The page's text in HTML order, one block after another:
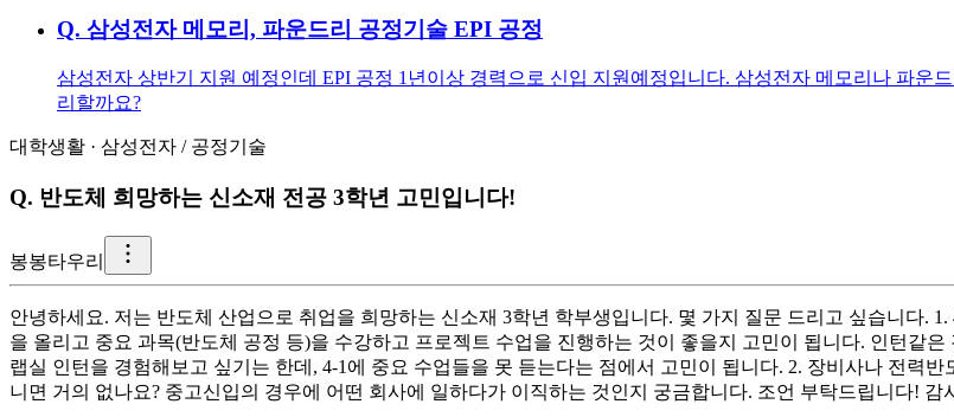
Q. 삼성전자 메모리, 파운드리 공정기술 EPI 공정
삼성전자 상반기 지원 예정인데 EPI 공정 1년이상 경력으로 신입 지원예정입니다. 삼성전자 메모리나 파운
리할까요?
대학생활 · 삼성전자 / 공정기술
Q. 반도체 희망하는 신소재 전공 3학년 고민입니다!
봉봉타우리
안녕하세요. 저는 반도체 산업으로 취업을 희망하는 신소재 3학년 학부생입니다. 몇 가지 질문 드리고 싶습니다.
을 올리고 중요 과목(반도체 공정 등)을 수강하고 프로젝트 수업을 진행하는 것이 좋을지 고민이 됩니다. 인턴같
랩실 인턴을 경험해보고 싶기는 한데, 4-1에 중요 수업들을 못 듣는다는 점에서 고민이 됩니다. 2. 장비사나 전력
니면 거의 없나요? 중고신입의 경우에 어떤 회사에 일하다가 이직하는 것인지 궁금합니다. 조언 부탁드립니다! 감